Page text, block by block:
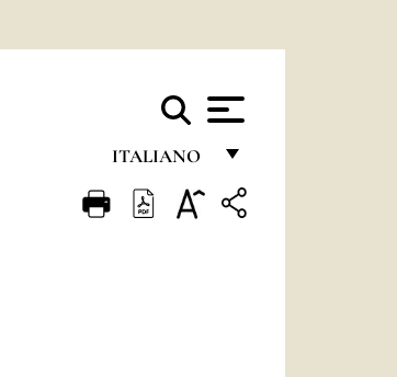
ITALIANO
FRANÇAIS